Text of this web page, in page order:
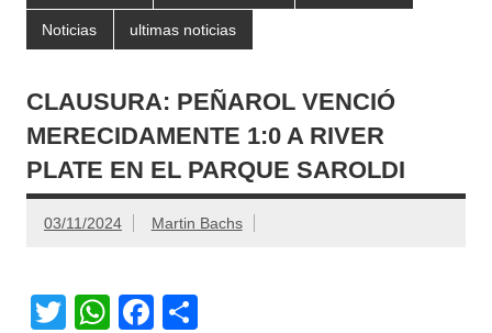
Noticias ultimas noticias
CLAUSURA: PEÑAROL VENCIÓ
MERECIDAMENTE 1:0 A RIVER
PLATE EN EL PARQUE SAROLDI
03/11/2024 Martin Bachs
T
W
F